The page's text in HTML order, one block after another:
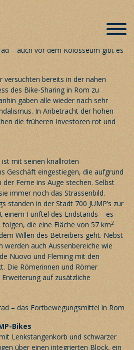
Schrei – Bike-
versuchten bereits in der nahen
des Bike-Sharing in Rom zu
gaben alle wieder nach sehr
In Anbetracht der hohen
die früheren Investoren rot und
mit seinen knallroten
Geschäft eingestiegen, die aufgrund
Ferne ins Auge stechen. Selbst
immer noch das Strassenbild.
standen in der Stadt 700 JUMP’s zur
einem Fünftel des Endstands – es
folgen, die eine Fläche von 57 km2
Willen des Betreibers geht. Nebst
auch Aussenbereiche wie
Nuovo und Fleming mit den
Die Römerinnen und Römer
auf zusätzliche
Bikes
Lenkstangenkorb und schwarzer
über einen integrierten Block, ein